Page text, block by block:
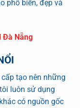
phổ biến, đẹp và
Đà Nẵng
tạo nên những
luôn sử dụng
có nguồn gốc